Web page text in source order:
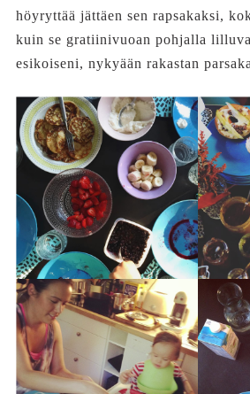
höyryttää jättäen sen rapsakaksi,
kuin se gratiinivuoan pohjalla
esikoiseni, nykyään rakastan